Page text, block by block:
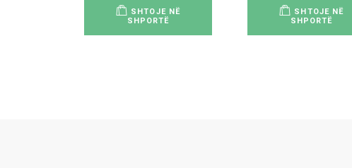
SHTOJE NË
SHPORTË
SHTOJE NË
SHPORTË